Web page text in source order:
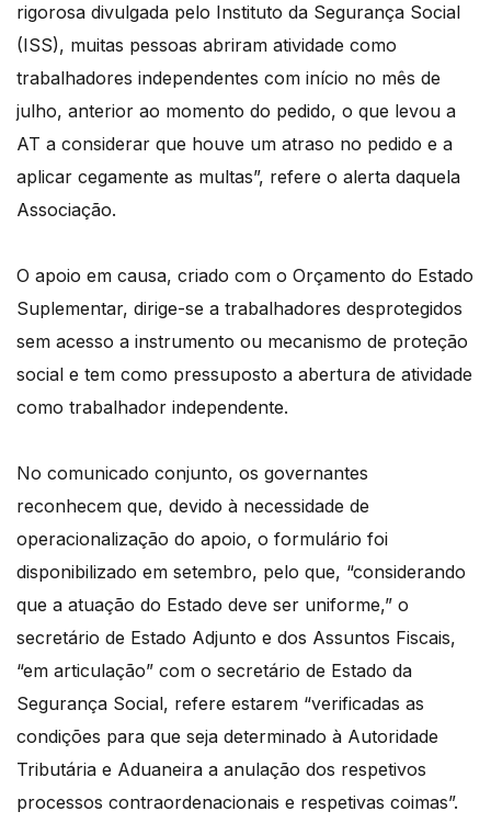
rigorosa divulgada pelo Instituto da Segurança Social
(ISS), muitas pessoas abriram atividade como
trabalhadores independentes com início no mês de
julho, anterior ao momento do pedido, o que levou a
AT a considerar que houve um atraso no pedido e a
aplicar cegamente as multas”, refere o alerta daquela
Associação.
O apoio em causa, criado com o Orçamento do Estado
Suplementar, dirige-se a trabalhadores desprotegidos
sem acesso a instrumento ou mecanismo de proteção
social e tem como pressuposto a abertura de atividade
como trabalhador independente.
No comunicado conjunto, os governantes
reconhecem que, devido à necessidade de
operacionalização do apoio, o formulário foi
disponibilizado em setembro, pelo que, “considerando
que a atuação do Estado deve ser uniforme,” o
secretário de Estado Adjunto e dos Assuntos Fiscais,
“em articulação” com o secretário de Estado da
Segurança Social, refere estarem “verificadas as
condições para que seja determinado à Autoridade
Tributária e Aduaneira a anulação dos respetivos
processos contraordenacionais e respetivas coimas”.